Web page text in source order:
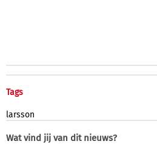
Tags
larsson
Wat vind jij van dit nieuws?